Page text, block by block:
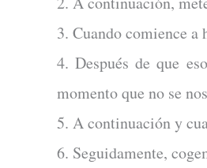
3. Cuando comience a
4. Después de que
momento que no se
5. A continuación y
6. Seguidamente,